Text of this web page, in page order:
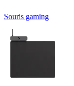
Souris gaming